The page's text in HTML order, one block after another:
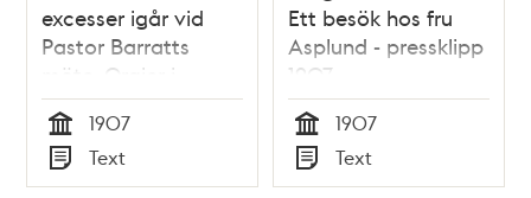
excesser igår vid
Pastor Barratts
möte. Orgier i
religiös extas -
pressklipp 1907
Tid
1907
Typ
Text
Ett besök hos fru
Asplund - pressklipp
1907
Tid
1907
Typ
Text